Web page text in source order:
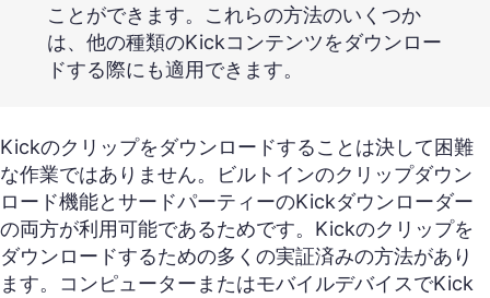
ことができます。これらの方法のいくつか
は、他の種類のKickコンテンツをダウンロー
ドする際にも適用できます。
Kickのクリップをダウンロードすることは決して困難
な作業ではありません。ビルトインのクリップダウン
ロード機能とサードパーティーのKickダウンローダー
の両方が利用可能であるためです。Kickのクリップを
ダウンロードするための多くの実証済みの方法があり
ます。コンピューターまたはモバイルデバイスでKick